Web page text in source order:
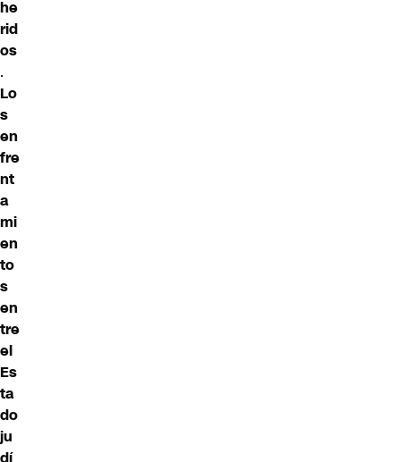
he
rid
os
.
Lo
s
en
fre
nt
a
mi
en
to
s
en
tre
el
Es
ta
do
ju
dí